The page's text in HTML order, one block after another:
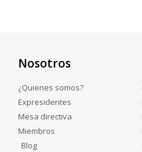
Nosotros
¿Quienes somos?
Expresidentes
Mesa directiva
Miembros
Blog